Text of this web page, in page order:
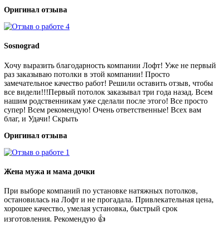
Оригинал отзыва
Sosnograd
Хочу выразить благодарность компании Лофт! Уже не первый
раз заказываю потолки в этой компании! Просто
замечательное качество работ! Решили оставить отзыв, чтобы
все видели!!!Первый потолок заказывал три года назад. Всем
нашим родственникам уже сделали после этого! Все просто
супер! Всем рекомендую! Очень ответственные! Всех вам
благ, и Удачи! Скрыть
Оригинал отзыва
Жена мужа и мама дочки
При выборе компаний по установке натяжных потолков,
остановилась на Лофт и не прогадала. Привлекательная цена,
хорошее качество, умелая установка, быстрый срок
изготовления. Рекомендую 👍